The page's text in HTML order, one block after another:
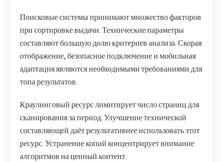
Поисковые системы принимают множество факторов
при сортировке выдачи. Технические параметры
составляют большую долю критериев анализа. Скорая
отображение, безопасное подключение и мобильная
адаптация являются необходимыми требованиями для
топа результатов.
Краулинговый ресурс лимитирует число страниц для
сканирования за период. Улучшение технической
составляющей даёт результативнее использовать этот
ресурс. Устранение копий концентрирует внимание
алгоритмов на ценный контент.